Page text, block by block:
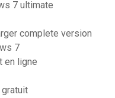
7 ultimate
complete version
7
en ligne